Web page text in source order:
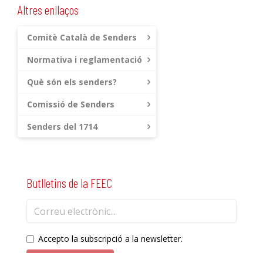
Altres enllaços
Comitè Català de Senders
Normativa i reglamentació
Què són els senders?
Comissió de Senders
Senders del 1714
Butlletins de la FEEC
Accepto la subscripció a la newsletter.